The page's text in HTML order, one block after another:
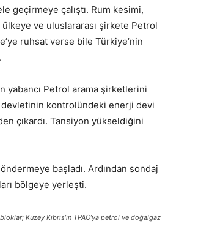
geçirmeye çalıştı. Rum kesimi,
ülkeye ve uluslararası şirkete Petrol
ruhsat verse bile Türkiye’nin
yabancı Petrol arama şirketlerini
devletinin kontrolündeki enerji devi
çıkardı. Tansiyon yükseldiğini
başladı. Ardından sondaj
bölgeye yerleşti.
Kuzey Kıbrıs’ın TPAO’ya petrol ve doğalgaz